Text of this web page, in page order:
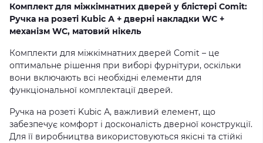
Комплект для міжкімнатних дверей у блістері Comit:
Ручка на розеті Kubic А + дверні накладки WC +
механізм WC, матовий нікель
Комплекти для міжкімнатних дверей Comit – це
оптимальне рішення при виборі фурнітури, оскільки
вони включають всі необхідні елементи для
функціональної комплектації дверей.
Ручка на розеті Kubic А, важливий елемент, що
забезпечує комфорт і досконалість дверної конструкції.
Для її виробництва використовуються якісні та стійкі